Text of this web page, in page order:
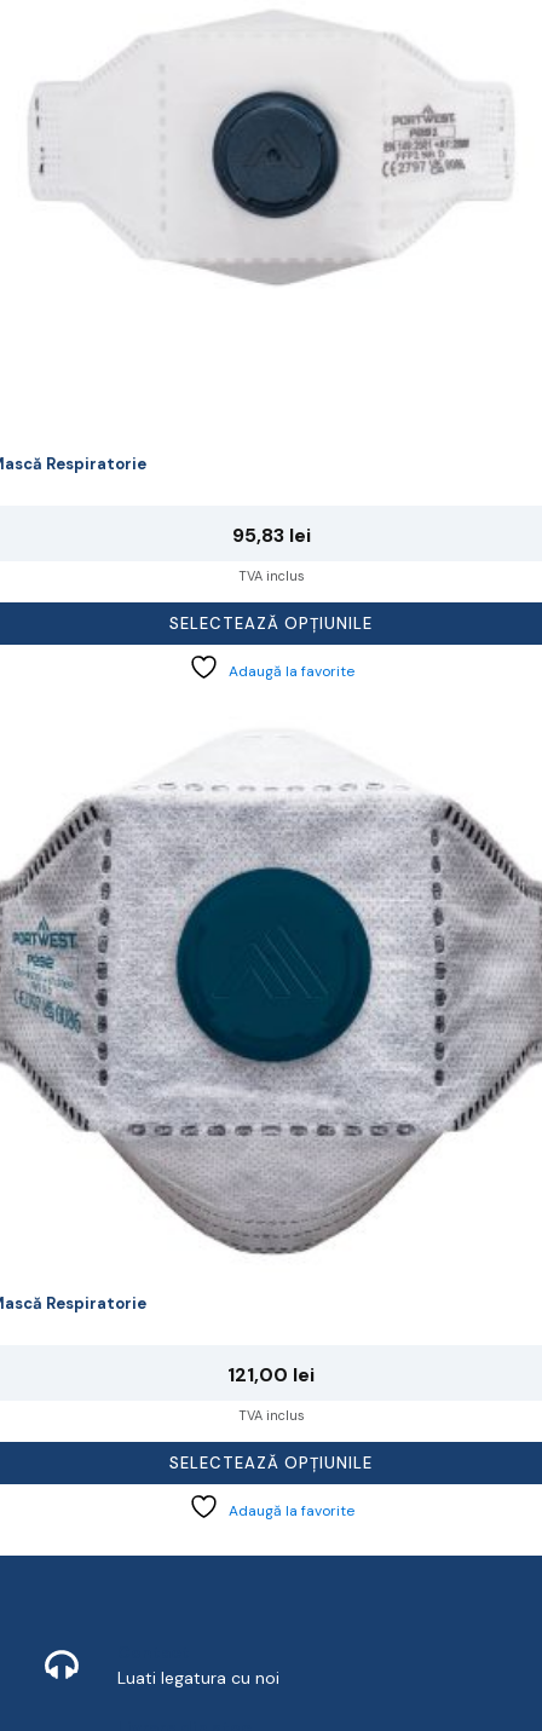
Respiratorie
95,83 lei
TVA inclus
SELECTEAZĂ OPȚIUNILE
Adaugă la favorite
Respiratorie
121,00 lei
TVA inclus
SELECTEAZĂ OPȚIUNILE
Adaugă la favorite
Luati legatura cu noi